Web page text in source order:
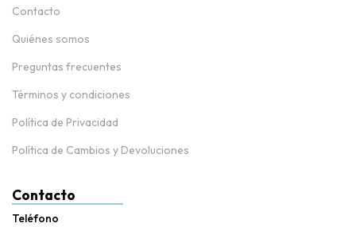
Contacto
Quiénes somos
Preguntas frecuentes
Términos y condiciones
Política de Privacidad
Política de Cambios y Devoluciones
Contacto
Teléfono